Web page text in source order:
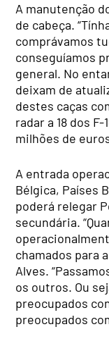
A manutenção
de cabeça.
comprávamos
conseguíamos
general. No
deixam de
destes caças
radar a 18 dos
milhões de
A entrada
Bélgica, Países
poderá relegar
secundária.
chamados para
Alves.
os outros. Ou
preocupados
preocupados